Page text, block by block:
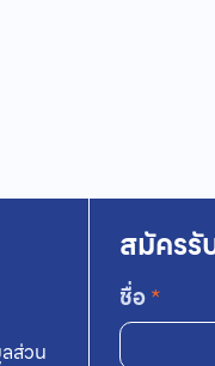
ส่วน
สมัครรั
ชื่อ*